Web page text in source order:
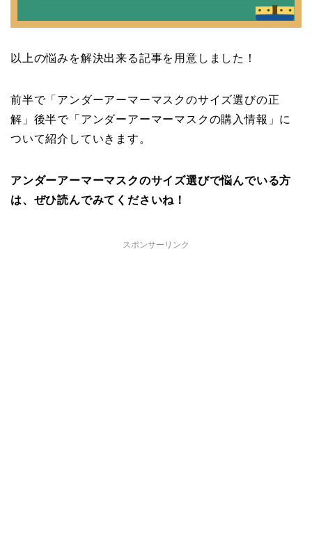
以上の悩みを解決出来る記事を用意しました！
前半で「アンダーアーマーマスクのサイズ選びの正
解」後半で「アンダーアーマーマスクの購入情報」に
ついて紹介していきます。
アンダーアーマーマスクのサイズ選びで悩んでいる方
は、ぜひ読んでみてくださいね！
スポンサーリンク